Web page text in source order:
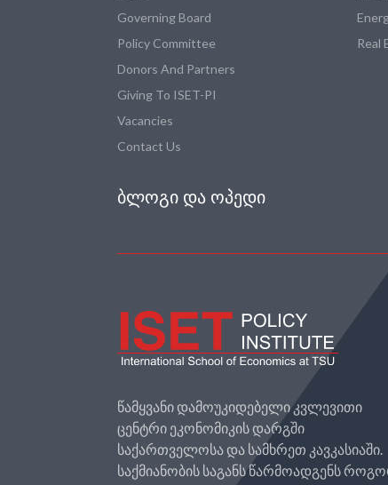
Governing Board
Policy Committee
Donors And Partners
Giving To ISET-PI
Vacancies
Contact Us
Real
ᲑᲚᲝᲒᲘ ᲓᲐ ᲝᲞᲔᲓᲘ
წამყვანი დამოუკიდებელი კვლევითი
ცენტრი ეკონომიკის დარგში
საქართველოსა და სამხრეთ კავკასიაში.
საქმიანობის საგანს წარმოადგენს